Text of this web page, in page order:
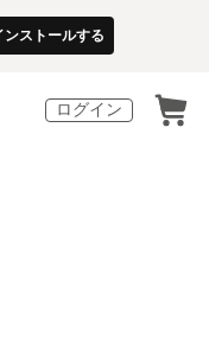
ンストールする
ログイン